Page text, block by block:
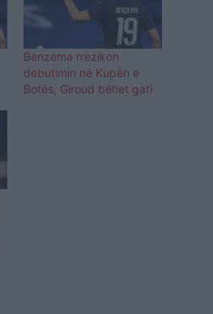
Benzema rrezikon
debutimin në Kupën e
Botës, Giroud bëhet gati